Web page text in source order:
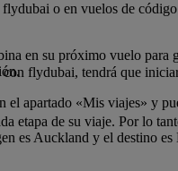
o en vuelos de
en su próximo vuelo
flydubai, tendrá que
el apartado «Mis viajes» y
etapa de su viaje. Por lo
es Auckland y el destino es